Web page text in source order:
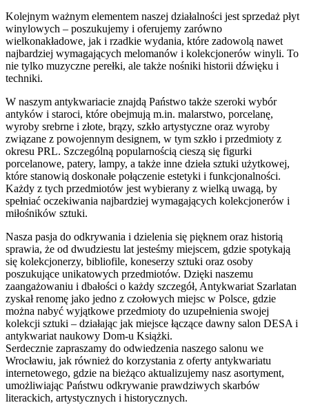
Kolejnym ważnym elementem naszej działalności jest sprzedaż płyt
winylowych – poszukujemy i oferujemy zarówno
wielkonakładowe, jak i rzadkie wydania, które zadowolą nawet
najbardziej wymagających melomanów i kolekcjonerów winyli. To
nie tylko muzyczne perełki, ale także nośniki historii dźwięku i
techniki.
W naszym antykwariacie znajdą Państwo także szeroki wybór
antyków i staroci, które obejmują m.in. malarstwo, porcelanę,
wyroby srebrne i złote, brązy, szkło artystyczne oraz wyroby
związane z powojennym designem, w tym szkło i przedmioty z
okresu PRL. Szczególną popularnością cieszą się figurki
porcelanowe, patery, lampy, a także inne dzieła sztuki użytkowej,
które stanowią doskonałe połączenie estetyki i funkcjonalności.
Każdy z tych przedmiotów jest wybierany z wielką uwagą, by
spełniać oczekiwania najbardziej wymagających kolekcjonerów i
miłośników sztuki.
Nasza pasja do odkrywania i dzielenia się pięknem oraz historią
sprawia, że od dwudziestu lat jesteśmy miejscem, gdzie spotykają
się kolekcjonerzy, bibliofile, koneserzy sztuki oraz osoby
poszukujące unikatowych przedmiotów. Dzięki naszemu
zaangażowaniu i dbałości o każdy szczegół, Antykwariat Szarlatan
zyskał renomę jako jedno z czołowych miejsc w Polsce, gdzie
można nabyć wyjątkowe przedmioty do uzupełnienia swojej
kolekcji sztuki – działając jak miejsce łączące dawny salon DESA i
antykwariat naukowy Dom-u Książki.
Serdecznie zapraszamy do odwiedzenia naszego salonu we
Wrocławiu, jak również do korzystania z oferty antykwariatu
internetowego, gdzie na bieżąco aktualizujemy nasz asortyment,
umożliwiając Państwu odkrywanie prawdziwych skarbów
literackich, artystycznych i historycznych.